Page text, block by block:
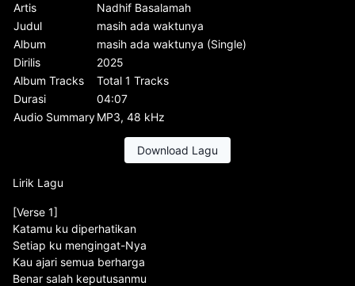
Artis
Nadhif Basalamah
Judul
masih ada waktunya
Album
masih ada waktunya (Single)
Dirilis
2025
Album Tracks
Total 1 Tracks
Durasi
04:07
Audio SummaryMP3, 48 kHz
Download Lagu
Lirik Lagu
[Verse 1]
Katamu ku diperhatikan
Setiap ku mengingat-Nya
Kau ajari semua berharga
Benar salah keputusanmu